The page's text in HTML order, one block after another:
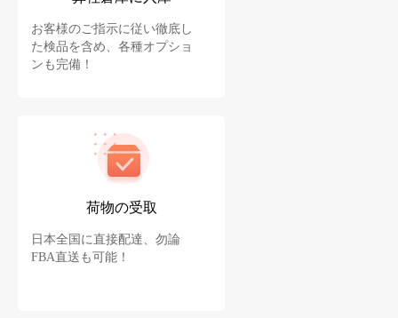
お客様のご指示に従い徹底し
た検品を含め、各種オプショ
ンも完備！
荷物の受取
日本全国に直接配達、勿論
FBA直送も可能！